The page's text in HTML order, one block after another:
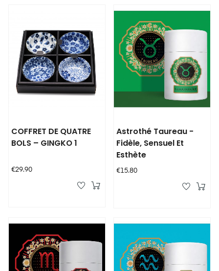
COFFRET DE QUATRE
BOLS – GINGKO 1
Price
€29.90
Astrothé Taureau -
Fidèle, Sensuel Et
Esthète
Price
€15.80